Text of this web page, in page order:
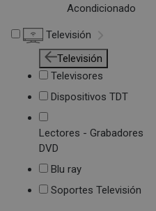
Acondicionado
Televisión
Televisión
Televisores
Dispositivos TDT
Lectores - Grabadores
DVD
Blu ray
Soportes Televisión